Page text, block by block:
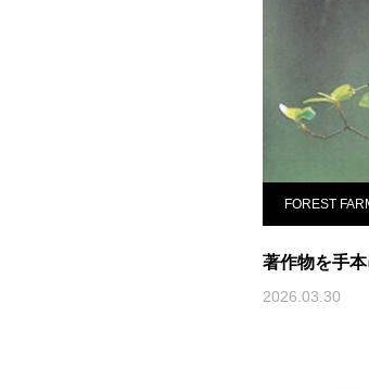
FOREST
著作物を手
2026.03.30